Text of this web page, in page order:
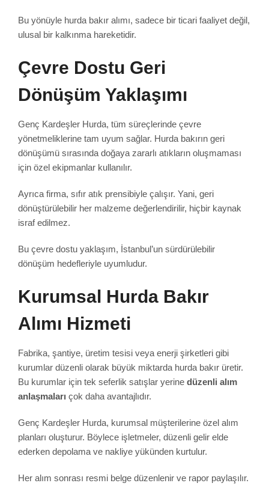
Bu yönüyle hurda bakır alımı, sadece bir ticari faaliyet değil,
ulusal bir kalkınma hareketidir.
Çevre Dostu Geri
Dönüşüm Yaklaşımı
Genç Kardeşler Hurda, tüm süreçlerinde çevre
yönetmeliklerine tam uyum sağlar. Hurda bakırın geri
dönüşümü sırasında doğaya zararlı atıkların oluşmaması
için özel ekipmanlar kullanılır.
Ayrıca firma, sıfır atık prensibiyle çalışır. Yani, geri
dönüştürülebilir her malzeme değerlendirilir, hiçbir kaynak
israf edilmez.
Bu çevre dostu yaklaşım, İstanbul’un sürdürülebilir
dönüşüm hedefleriyle uyumludur.
Kurumsal Hurda Bakır
Alımı Hizmeti
Fabrika, şantiye, üretim tesisi veya enerji şirketleri gibi
kurumlar düzenli olarak büyük miktarda hurda bakır üretir.
Bu kurumlar için tek seferlik satışlar yerine düzenli alım
anlaşmaları çok daha avantajlıdır.
Genç Kardeşler Hurda, kurumsal müşterilerine özel alım
planları oluşturur. Böylece işletmeler, düzenli gelir elde
ederken depolama ve nakliye yükünden kurtulur.
Her alım sonrası resmi belge düzenlenir ve rapor paylaşılır.